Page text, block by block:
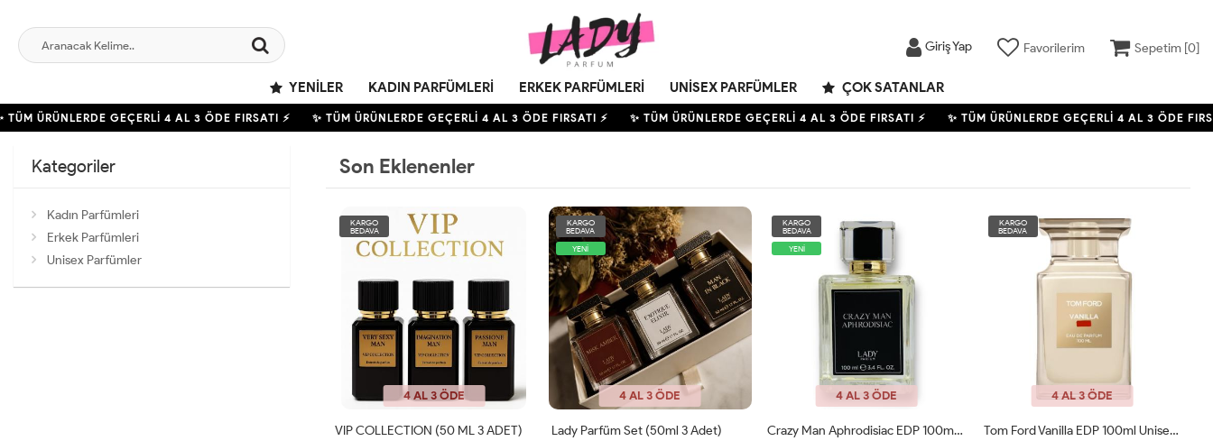
Giriş Yap Favorilerim Sepetim [0]
YENILER KADIN PARFÜMLERI ERKEK PARFÜMLERI UNISEX PARFÜMLER ÇOK SATANLAR
ÜRÜNLERDE GEÇERLİ4AL 3 ÖDE FIRSATI ⚡ ✨ TÜM ÜRÜNLERDE GEÇERLİ4AL 3 ÖDE FIRSATI ⚡ ✨ TÜM ÜRÜNLERDE GEÇERLİ4AL 3 ÖDE FIRSATI ⚡ ✨ TÜM ÜRÜNLERDE GEÇERLİ4AL 3 ÖDE FIRSATI
Kategoriler
Kadın Parfümleri
Erkek Parfümleri
Unisex Parfümler
Son Eklenenler
KARGO
BEDAVA
4 AL 3 ÖDE
VIP COLLECTION (50 ML 3 ADET)
KARGO
BEDAVA
YENİ
4 AL 3 ÖDE
Lady Parfüm Set (50ml 3 Adet)
KARGO
BEDAVA
YENİ
4 AL 3 ÖDE
Crazy Man Aphrodisiac EDP 100ml Erkek Parfüm
KARGO
BEDAVA
4 AL 3 ÖDE
Tom Ford Vanilla EDP 100ml Unisex Parfüm Tester